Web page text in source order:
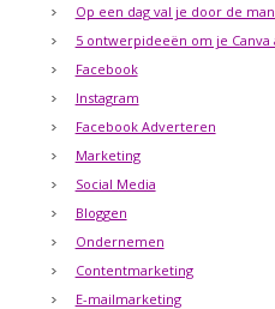
Op een dag val je door de
5 ontwerpideeën om je
Facebook
Instagram
Facebook Adverteren
Marketing
Social Media
Bloggen
Ondernemen
Contentmarketing
E-mailmarketing